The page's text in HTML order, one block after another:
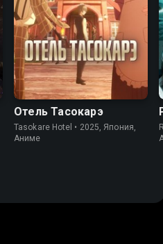
7.9 6.6
Отель Тасокарэ
Tasokare Hotel • 2025, Япония,
Аниме